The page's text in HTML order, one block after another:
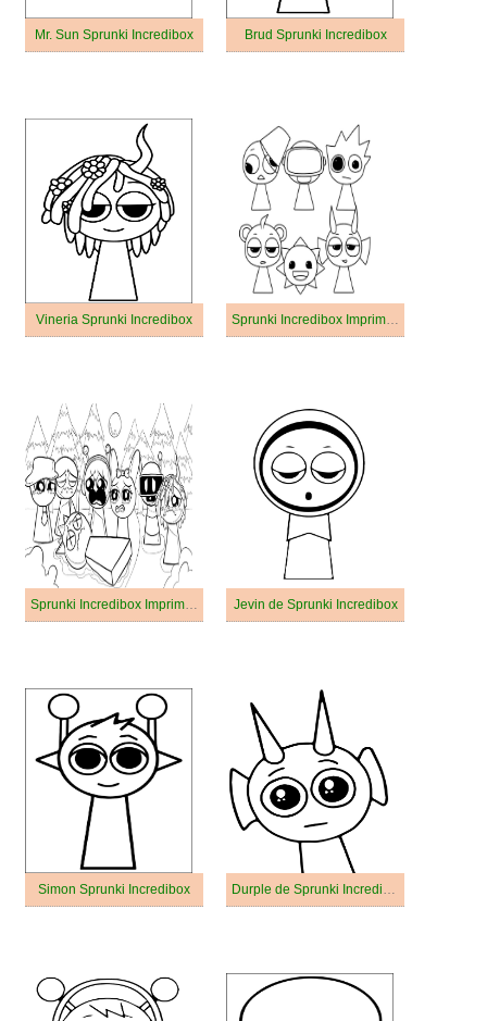
Mr. Sun Sprunki Incredibox Brud Sprunki Incredibox
Vineria Sprunki Incredibox Sprunki Incredibox Imprimable
Sprunki Incredibox Imprimable Pour les Enfants Jevin de Sprunki Incredibox
Simon Sprunki Incredibox Durple de Sprunki Incredibox